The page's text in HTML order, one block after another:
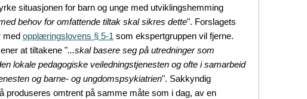
situasjonen for barn og unge med utviklingshemming
behov for omfattende tiltak skal sikres dette". Forslagets
med opplæringslovens § 5-1 som ekspertgruppen vil fjerne.
at tiltakene "...skal basere seg på utredninger som
lokale pedagogiske veiledningstjenesten og ofte i samarbeid
og barne- og ungdomspsykiatrien". Sakkyndig
produseres omtrent på samme måte som i dag, av en